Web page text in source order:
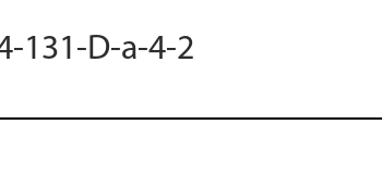
131-D-a-4-2